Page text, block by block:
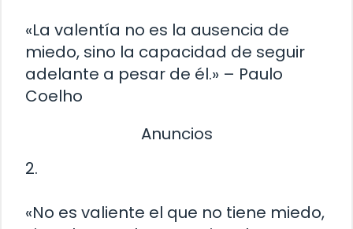
«La valentía no es la ausencia de
miedo, sino la capacidad de seguir
adelante a pesar de él.» – Paulo
Coelho
Anuncios
2.
«No es valiente el que no tiene miedo,